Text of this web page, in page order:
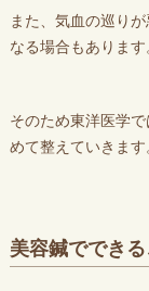
また、気血の巡り
なる場合もあります
そのため東洋医学
めて整えていきます
美容鍼でできる